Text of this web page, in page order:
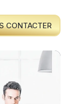
CONTACTER